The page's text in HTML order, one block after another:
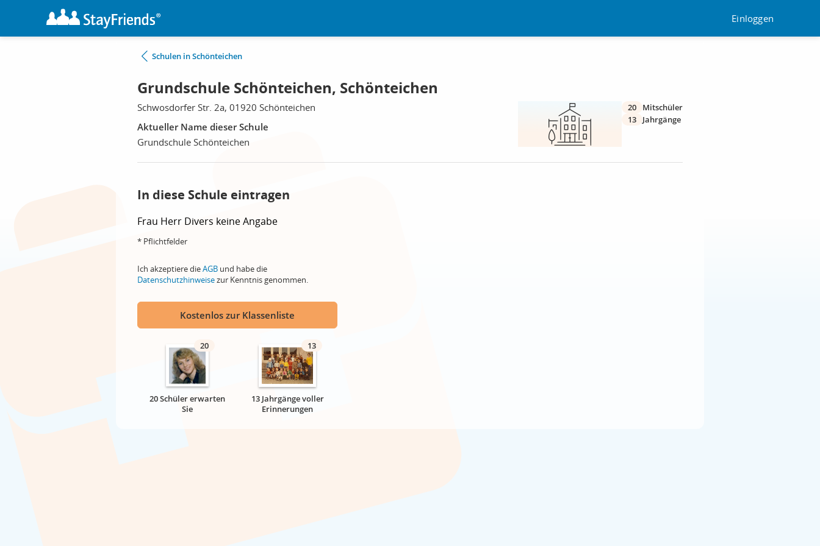
Einloggen
Schulen in Schönteichen
Grundschule Schönteichen, Schönteichen
Schwosdorfer Str. 2a, 01920 Schönteichen
Aktueller Name dieser Schule
Grundschule Schönteichen
20
Mitschüler
13
Jahrgänge
In diese Schule eintragen
Frau Herr Divers keine Angabe
* Pflichtfelder
Ich akzeptiere dieAGB und habe die
Datenschutzhinweisezur Kenntnis genommen.
Kostenlos zur Klassenliste
20
20 Schüler erwarten
Sie
13
13 Jahrgänge voller
Erinnerungen